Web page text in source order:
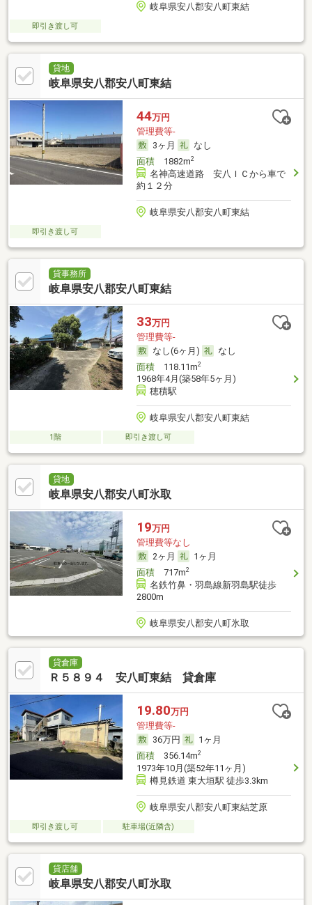
岐阜県安八郡安八町東結
即引き渡し可
貸地
岐阜県安八郡安八町東結
44万円
管理費等-
3ヶ月
なし
面積1882m2
名神高速道路 安八ＩＣから車で
約１２分
岐阜県安八郡安八町東結
即引き渡し可
貸事務所
岐阜県安八郡安八町東結
33万円
管理費等-
なし(6ヶ月)
なし
面積118.11m2
1968年4月(築58年5ヶ月)
穂積駅
岐阜県安八郡安八町東結
1階 即引き渡し可
貸地
岐阜県安八郡安八町氷取
19万円
管理費等なし
2ヶ月
1ヶ月
面積717m2
名鉄竹鼻・羽島線新羽島駅徒歩
2800m
岐阜県安八郡安八町氷取
貸倉庫
Ｒ５８９４ 安八町東結 貸倉庫
19.80万円
管理費等-
36万円
1ヶ月
面積356.14m2
1973年10月(築52年11ヶ月)
樽見鉄道 東大垣駅 徒歩3.3km
岐阜県安八郡安八町東結芝原
即引き渡し可 駐車場(近隣含)
貸店舗
岐阜県安八郡安八町氷取